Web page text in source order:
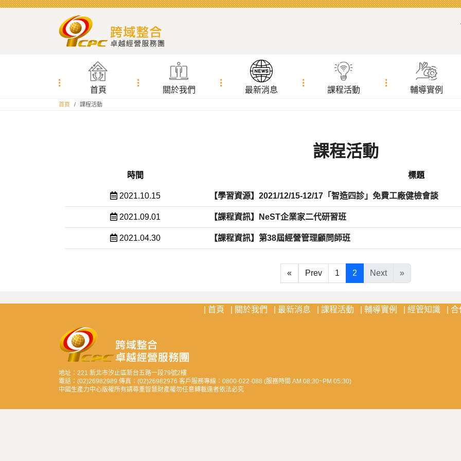
首頁 關於我們 最新消息 課程活動
輔導實例
首頁 課程活動
課程活動
時間 標題
2021.10.15 【學習資源】2021/12/15-12/17「智造四診」免費工廠健檢會談
2021.09.01 【課程資訊】NeST企業家二代研習班
2021.04.30 【課程資訊】第38屆經營管理顧問師班
« Prev 1 2 (current)
Next »
:::
首頁 關於我們 最新消息 課程活動 輔導實例 經管知識 合
地址：221 新北市汐止區新台五路一段79號2樓
電話：(02)26982989 傳真：(02)26982976 客戶服務專線：0800-022-088 (服務時間 AM 08:30~PM 05:30)
中國生產力中心版權所有請尊重智慧財產權勿任意轉載違者依法必究